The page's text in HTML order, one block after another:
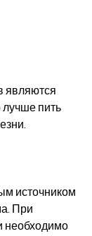
пить
источником
При
необходимо